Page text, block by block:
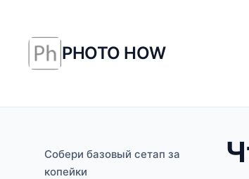
PHOTO HOW
Cобери базовый сетап за
копейки